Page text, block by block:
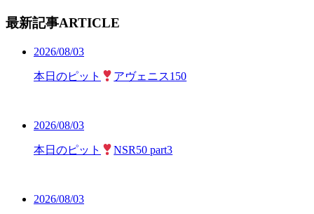
最新記事ARTICLE
2026/08/03
本日のピット アヴェニス150
2026/08/03
本日のピット NSR50 part3
2026/08/03